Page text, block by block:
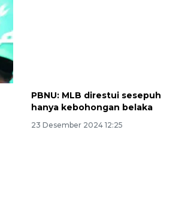
PBNU: MLB direstui sesepuh
hanya kebohongan belaka
23 Desember 2024 12:25